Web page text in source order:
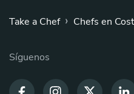
Take a Chef › Chefs en
Síguenos